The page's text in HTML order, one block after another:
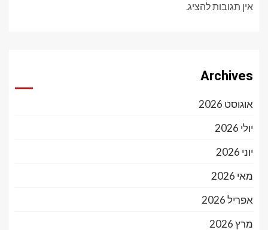
אין תגובות להציג.
Archives
אוגוסט 2026
יולי 2026
יוני 2026
מאי 2026
אפריל 2026
מרץ 2026